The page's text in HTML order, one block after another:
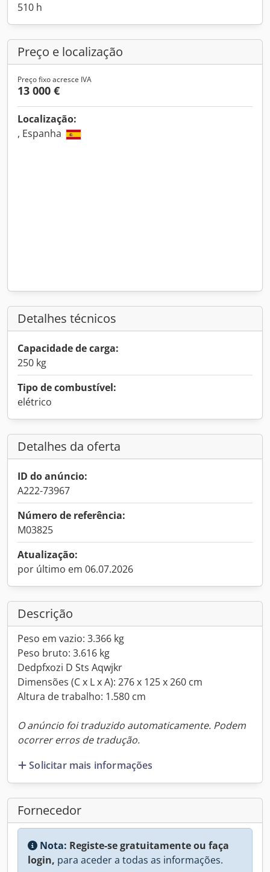
510 h
Preço e localização
Preço fixo acresce IVA
13 000 €
Localização:
, Espanha
Detalhes técnicos
Capacidade de carga:
250 kg
Tipo de combustível:
elétrico
Detalhes da oferta
ID do anúncio:
A222-73967
Número de referência:
M03825
Atualização:
por último em 06.07.2026
Descrição
Peso em vazio: 3.366 kg
Peso bruto: 3.616 kg
Dedpfxozi D Sts Aqwjkr
Dimensões (C x L x A): 276 x 125 x 260 cm
Altura de trabalho: 1.580 cm
O anúncio foi traduzido automaticamente. Podem
ocorrer erros de tradução.
Solicitar mais informações
Fornecedor
Nota: Registe-se gratuitamente ou faça
login, para aceder a todas as informações.